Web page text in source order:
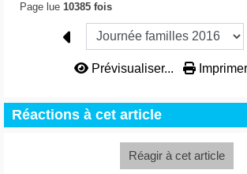
Page lue 10385 fois
Prévisualiser...
Réactions à cet article
Réagir à cet article